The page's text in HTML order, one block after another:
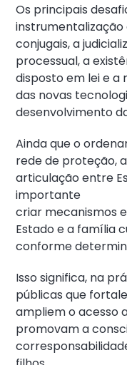
Os principais
conjugais, a
processual, a
disposto em lei e a
das novas
desenvolvimento
Ainda que o
rede de proteção,
articulação entre
importante
criar mecanismos
Estado e a família
conforme
Isso significa, na
públicas que
ampliem o acesso
promovam a